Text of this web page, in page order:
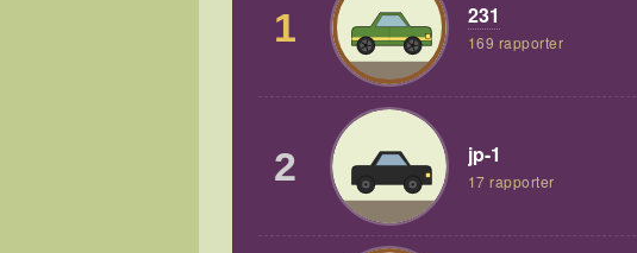
1 231
169 rapporter
2 jp-1
17 rapporter